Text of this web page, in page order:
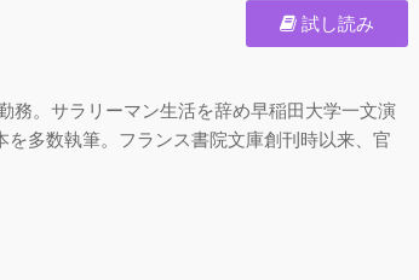
試し読み
務。サラリーマン生活を辞め早稲田大学一文演
多数執筆。フランス書院文庫創刊時以来、官